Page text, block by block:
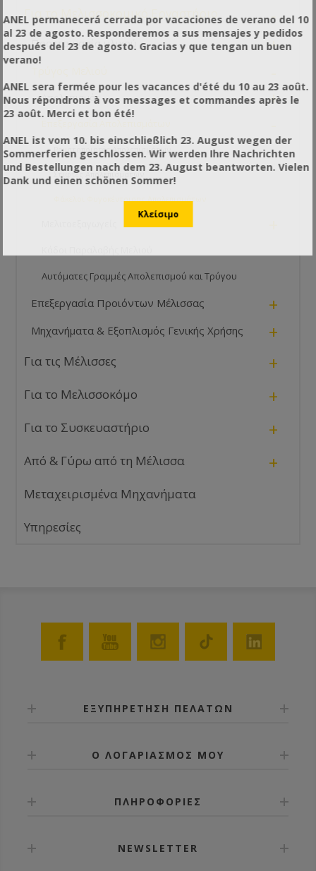
Για το Μελισσοκομικό Εργαστήριο -
Προετοιμασία υλικού +
Απολεπισμός +
Ρευστοποιητές Απολεπισμάτων
Στίφτες Απολεπισμάτων
Φάκελοι Φυγοκέντρισης Απολεπισμάτων
Αυτόματες Γραμμές Απολεπισμού και Τρύγου
Επεξεργασία Προιόντων Μέλισσας +
Μηχανήματα & Εξοπλισμός Γενικής Χρήσης +
Για τις Μέλισσες +
Για το Μελισσοκόμο +
Για το Συσκευαστήριο +
Από & Γύρω από τη Μέλισσα +
Μεταχειρισμένα Μηχανήματα
Υπηρεσίες
ΕΞΥΠΗΡΕΤΗΣΗ ΠΕΛΑΤΩΝ
Ο ΛΟΓΑΡΙΑΣΜΟΣ ΜΟΥ
ΠΛΗΡΟΦΟΡΙΕΣ
NEWSLETTER
ANEL permanecerá cerrada por vacaciones de verano del 10
al 23 de agosto. Responderemos a sus mensajes y pedidos
después del 23 de agosto. Gracias y que tengan un buen
verano!
ANEL sera fermée pour les vacances d'été du 10 au 23 août.
Nous répondrons à vos messages et commandes après le
23 août. Merci et bon été!
ANEL ist vom 10. bis einschließlich 23. August wegen der
Sommerferien geschlossen. Wir werden Ihre Nachrichten
und Bestellungen nach dem 23. August beantworten. Vielen
Dank und einen schönen Sommer!